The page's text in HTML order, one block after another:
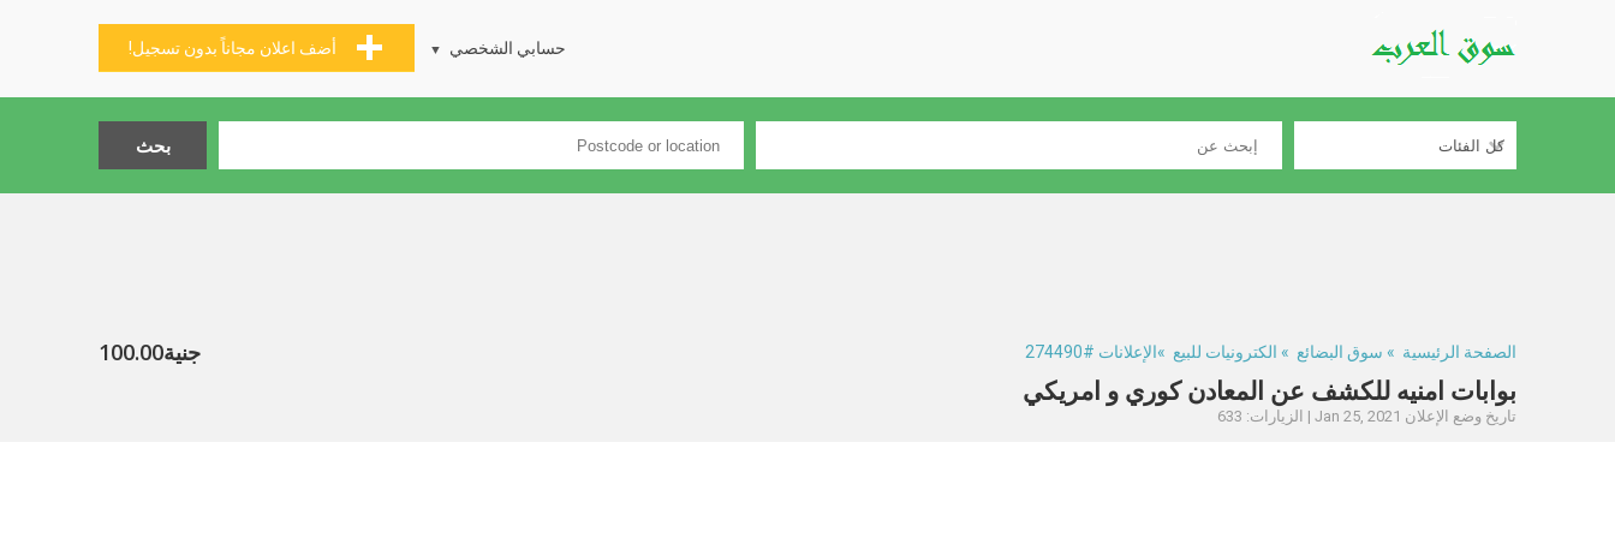
أضف اعلان مجاناً بدون تسجيل! حسابي الشخصي
الصفحة الرئيسية » سوق البضائع » الكترونيات للبيع »الإعلانات #274490 جنية100.00
بوابات امنيه للكشف عن المعادن كوري و امريكي
تاريخ وضع الإعلان Jan 25, 2021 | الزيارات: 633